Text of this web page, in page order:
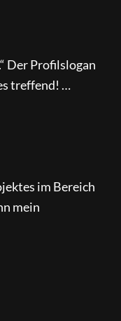
Der Profilslogan
treffend! …
im Bereich
mein